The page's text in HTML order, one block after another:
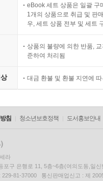
eBook 세트 상품은 일괄 구
1개의 상품으로 취급 및 판
우, 세트 상품 전부 및 세트
상품의 불량에 의한 반품,
준하여 처리됨
대금 환불 및 환불 지연에
침 청소년보호정책 도서홍보안내
라
포구 은행로 11, 5층~6층(여의도동,일신
229-81-37000 통신판매업신고 : 제